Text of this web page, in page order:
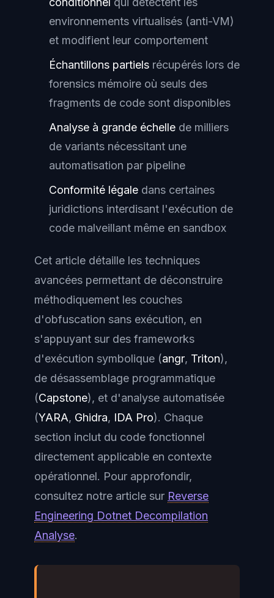
environnements virtualisés (anti-VM)
et modifient leur comportement
Échantillons partiels récupérés lors de
forensics mémoire où seuls des
fragments de code sont disponibles
Analyse à grande échelle de milliers
de variants nécessitant une
automatisation par pipeline
Conformité légale dans certaines
juridictions interdisant l'exécution de
code malveillant même en sandbox
Cet article détaille les techniques
avancées permettant de déconstruire
méthodiquement les couches
d'obfuscation sans exécution, en
s'appuyant sur des frameworks
d'exécution symbolique (angr, Triton),
de désassemblage programmatique
(Capstone), et d'analyse automatisée
(YARA, Ghidra, IDA Pro). Chaque
section inclut du code fonctionnel
directement applicable en contexte
opérationnel. Pour approfondir,
consultez notre article sur Reverse
Engineering Dotnet Decompilation
Analyse.